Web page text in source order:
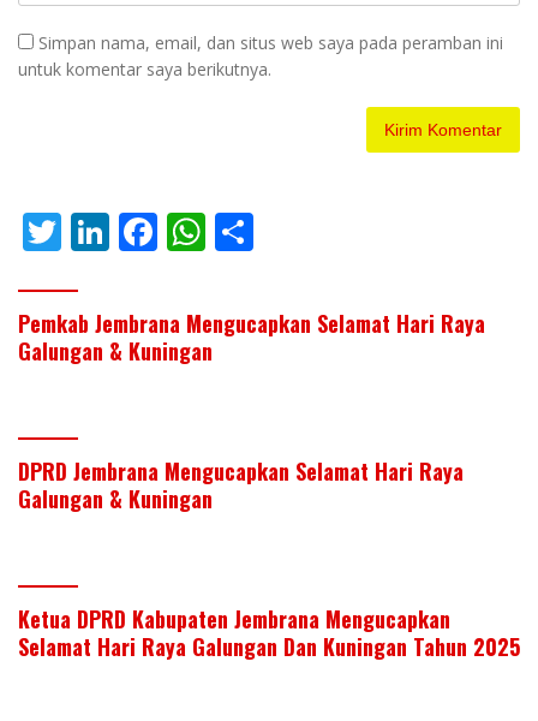
Simpan nama, email, dan situs web saya pada peramban ini
untuk komentar saya berikutnya.
T
itt
er
Li
k
e
F
e
b
k
W
at
s
p
ar
e
Pemkab Jembrana Mengucapkan Selamat Hari Raya
Galungan & Kuningan
DPRD Jembrana Mengucapkan Selamat Hari Raya
Galungan & Kuningan
Ketua DPRD Kabupaten Jembrana Mengucapkan
Selamat Hari Raya Galungan Dan Kuningan Tahun 2025